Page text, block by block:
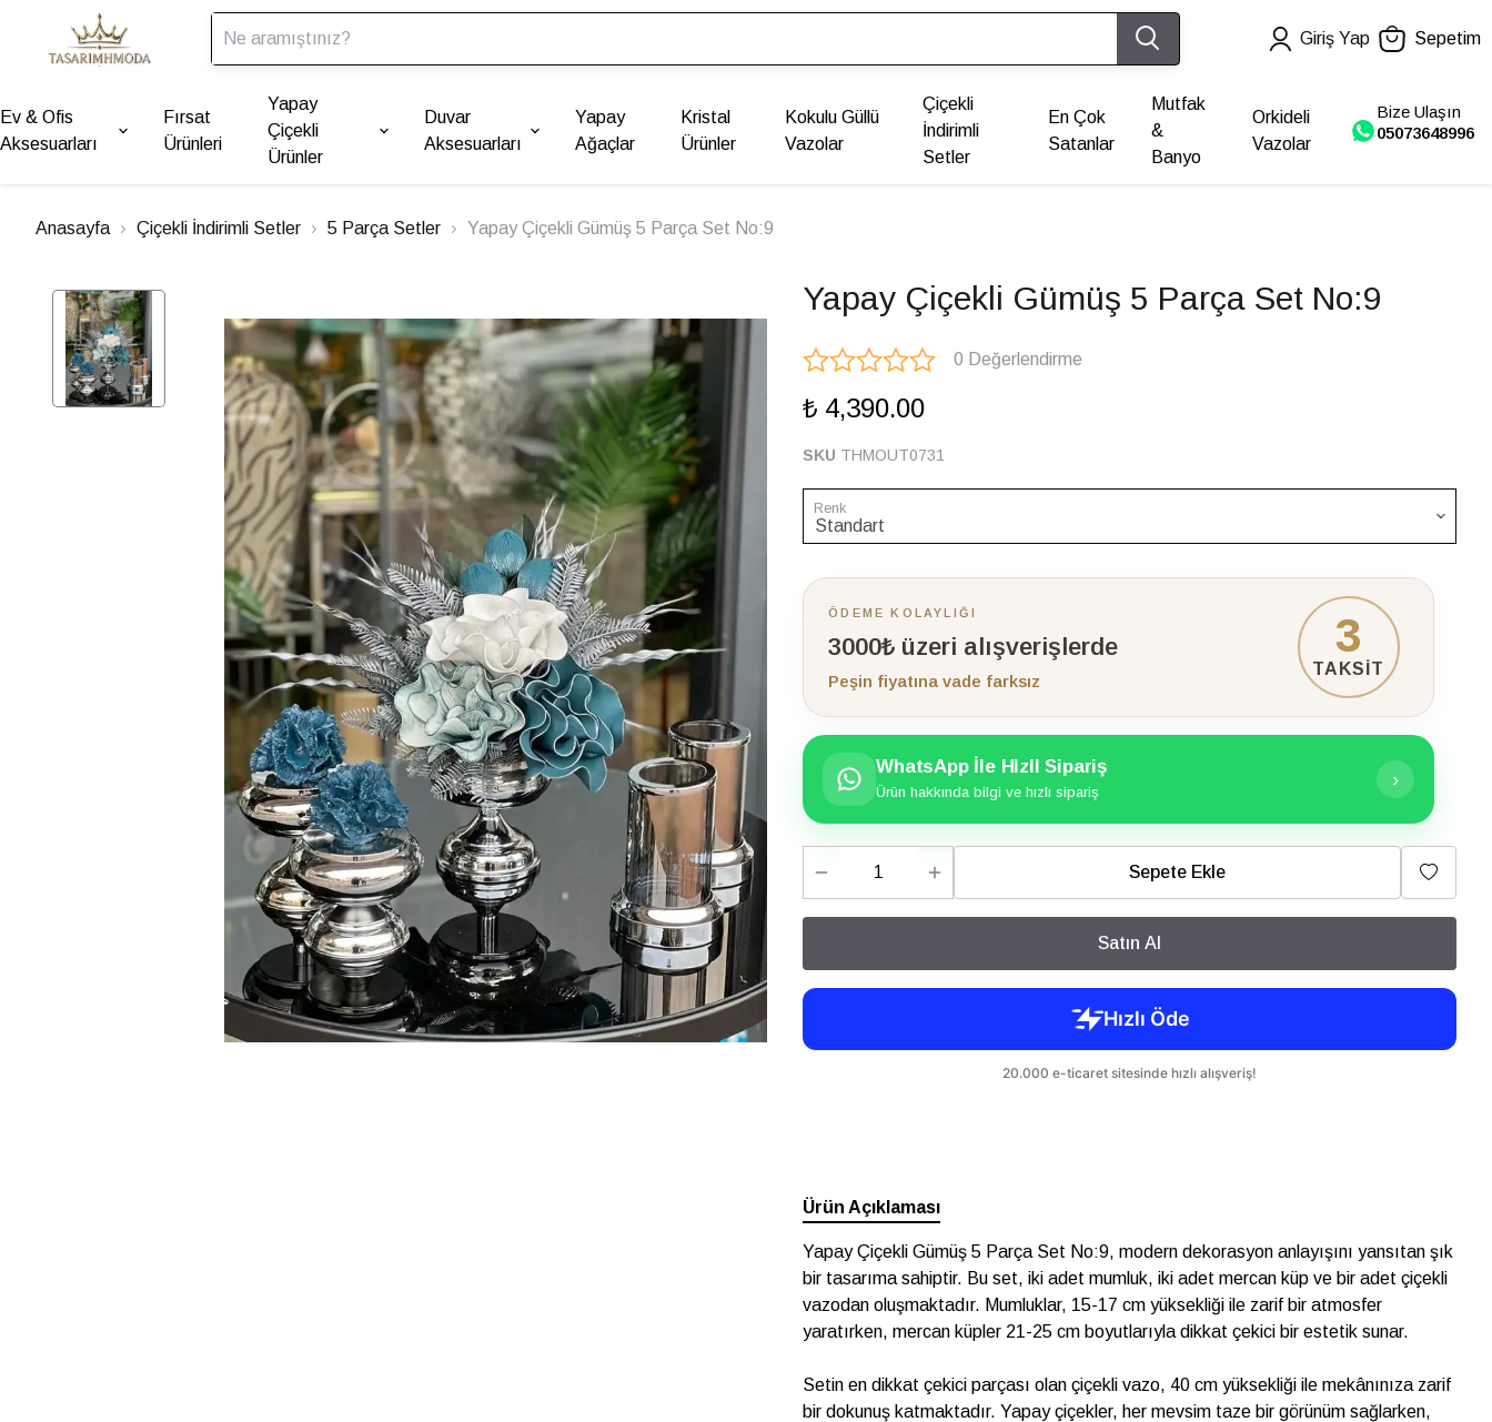
Giriş Yap Sepetim
Ev & Ofis
Aksesuarları
Fırsat
Ürünleri
Yapay
Çiçekli
Ürünler
Duvar
Aksesuarları
Yapay
Ağaçlar
Kristal
Ürünler
Kokulu Güllü
Vazolar
Çiçekli
İndirimli
Setler
En Çok
Satanlar
Mutfak
&
Banyo
Orkideli
Vazolar
Bize Ulaşın
05073648996
Anasayfa Çiçekli İndirimli Setler 5 Parça Setler Yapay Çiçekli Gümüş 5 Parça Set No:9
Yapay Çiçekli Gümüş 5 Parça Set No:9
0 Değerlendirme
₺ 4,390.00
SKU THMOUT0731
Renk
ÖDEME KOLAYLIĞI
3000₺ üzeri alışverişlerde
Peşin fiyatına vade farksız
3
TAKSİT
WhatsApp İle HIzlI Sipariş
Ürün hakkında bilgi ve hızlı sipariş
›
Sepete Ekle
Satın Al
Ürün Açıklaması
Yapay Çiçekli Gümüş 5 Parça Set No:9, modern dekorasyon anlayışını yansıtan şık
bir tasarıma sahiptir. Bu set, iki adet mumluk, iki adet mercan küp ve bir adet çiçekli
vazodan oluşmaktadır. Mumluklar, 15-17 cm yüksekliği ile zarif bir atmosfer
yaratırken, mercan küpler 21-25 cm boyutlarıyla dikkat çekici bir estetik sunar.
Setin en dikkat çekici parçası olan çiçekli vazo, 40 cm yüksekliği ile mekânınıza zarif
bir dokunuş katmaktadır. Yapay çiçekler, her mevsim taze bir görünüm sağlarken,